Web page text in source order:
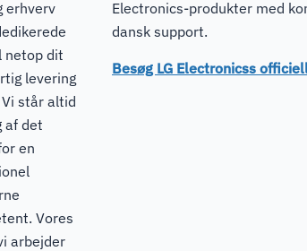
erhverv
netop dit
levering
står altid
af det
en
Vores
arbejder
Electronics-produkter med
dansk support.
Besøg LG Electronicss